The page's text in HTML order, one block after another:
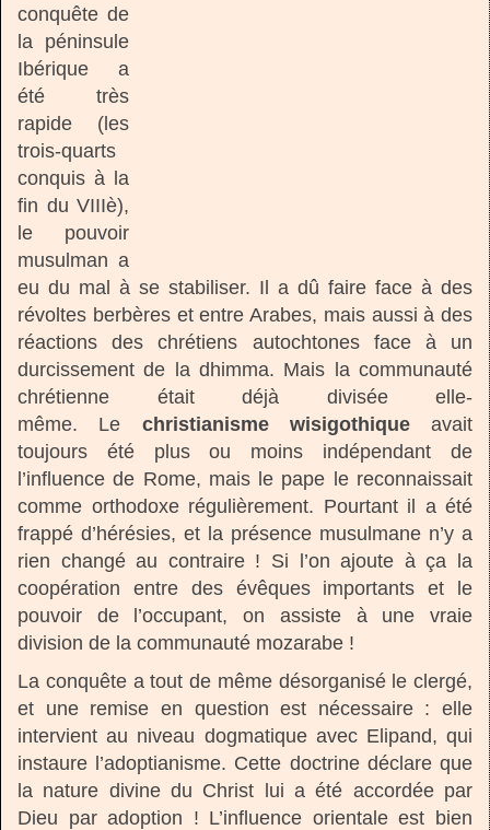
conquête de
la péninsule
Ibérique a
été très
rapide (les
trois-quarts
conquis à la
fin du VIIIè),
le pouvoir
musulman a
eu du mal à se stabiliser. Il a dû faire face à des
révoltes berbères et entre Arabes, mais aussi à des
réactions des chrétiens autochtones face à un
durcissement de la dhimma. Mais la communauté
chrétienne était déjà divisée elle-
même. Le christianisme wisigothiqueavait
toujours été plus ou moins indépendant de
l’influence de Rome, mais le pape le reconnaissait
comme orthodoxe régulièrement. Pourtant il a été
frappé d’hérésies, et la présence musulmane n’y a
rien changé au contraire ! Si l’on ajoute à ça la
coopération entre des évêques importants et le
pouvoir de l’occupant, on assiste à une vraie
division de la communauté mozarabe !
La conquête a tout de même désorganisé le clergé,
et une remise en question est nécessaire : elle
intervient au niveau dogmatique avec Elipand, qui
instaure l’adoptianisme. Cette doctrine déclare que
la nature divine du Christ lui a été accordée par
Dieu par adoption ! L’influence orientale est bien